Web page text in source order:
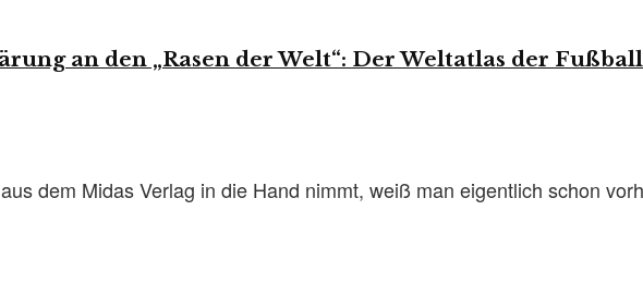
an den „Rasen der Welt“: Der Weltatlas der
dem Midas Verlag in die Hand nimmt, weiß man eigentlich schon